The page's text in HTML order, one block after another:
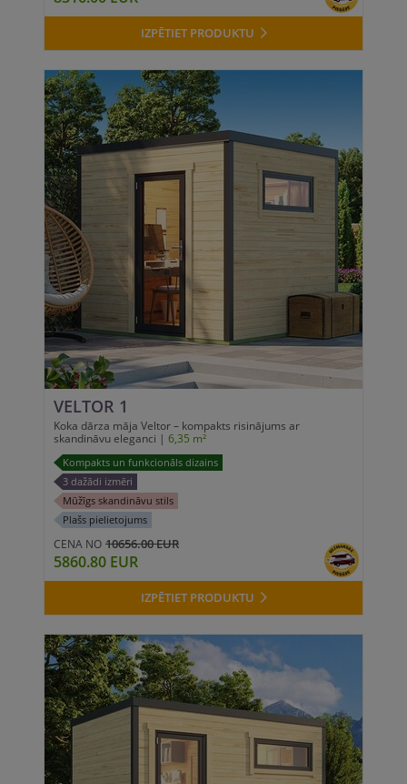
IZPĒTIET PRODUKTU
VELTOR 1
Koka dārza māja Veltor – kompakts risinājums ar
skandināvu eleganci | 6,35 m²
Kompakts un funkcionāls dizains
3 dažādi izmēri
Mūžīgs skandināvu stils
Plašs pielietojums
CENA NO 10656.00 EUR
5860.80 EUR
IZPĒTIET PRODUKTU